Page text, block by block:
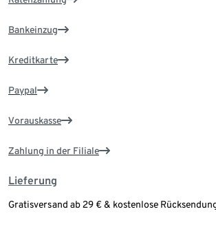
Bankeinzug
Kreditkarte
Paypal
Vorauskasse
Zahlung in der Filiale
Lieferung
Gratisversand ab 29 € & kostenlose